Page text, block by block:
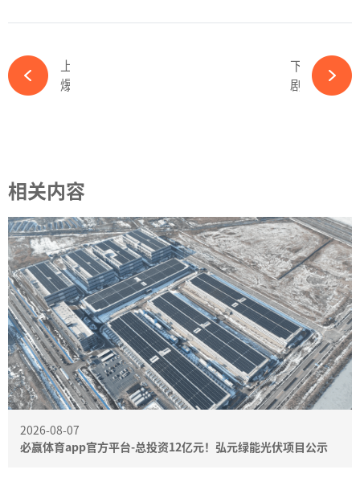
下一篇
剧透！菲律宾太阳能和储能联盟创始人兼主席「确认出席」2024中国国际光储大会-必赢体育app官方平台
相关内容
2026-08-07
必赢体育app官方平台-总投资12亿元！弘元绿能光伏项目公示